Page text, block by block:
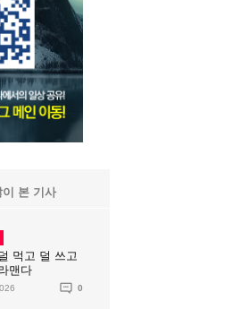
이 본 기사
먹고 덜 쓰고
맨다
0